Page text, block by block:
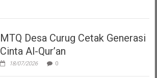
MTQ Desa Curug Cetak Generasi
Cinta Al-Qur’an
18/07/2026 0